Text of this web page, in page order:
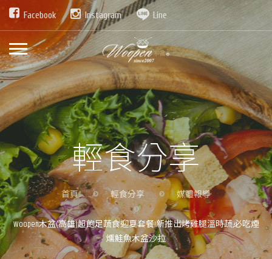
Facebook Instagram Line
輕食分享
首頁 輕食分享 媒體報導
Woopen木盆(高雄)超飽足蔬食迎夏套餐!新推出烤雞腿溫時蔬,必吃煙
燻鮭魚木盆沙拉